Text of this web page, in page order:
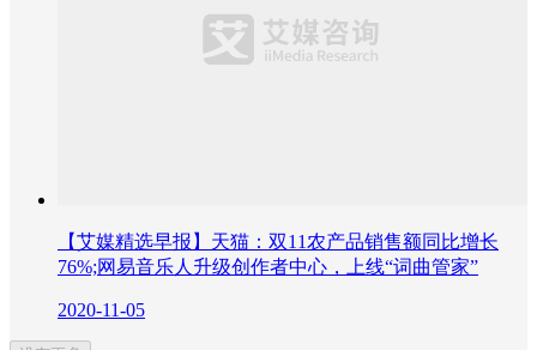
【艾媒精选早报】天猫：双11农产品销售额同比增长
76%;网易音乐人升级创作者中心，上线“词曲管家”
2020-11-05